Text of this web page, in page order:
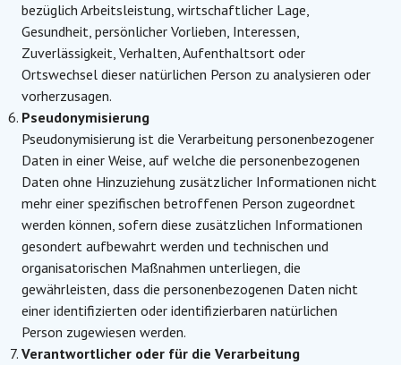
bezüglich Arbeitsleistung, wirtschaftlicher Lage,
Gesundheit, persönlicher Vorlieben, Interessen,
Zuverlässigkeit, Verhalten, Aufenthaltsort oder
Ortswechsel dieser natürlichen Person zu analysieren oder
vorherzusagen.
Pseudonymisierung
Pseudonymisierung ist die Verarbeitung personenbezogener
Daten in einer Weise, auf welche die personenbezogenen
Daten ohne Hinzuziehung zusätzlicher Informationen nicht
mehr einer spezifischen betroffenen Person zugeordnet
werden können, sofern diese zusätzlichen Informationen
gesondert aufbewahrt werden und technischen und
organisatorischen Maßnahmen unterliegen, die
gewährleisten, dass die personenbezogenen Daten nicht
einer identifizierten oder identifizierbaren natürlichen
Person zugewiesen werden.
Verantwortlicher oder für die Verarbeitung